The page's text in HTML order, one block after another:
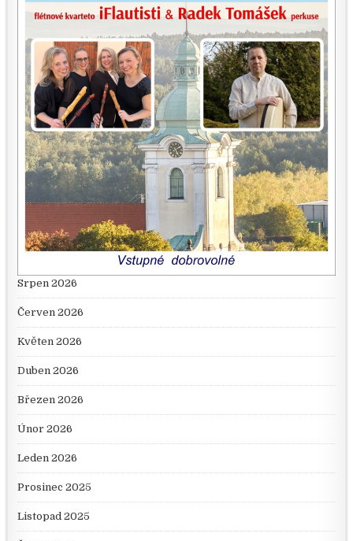
Srpen 2026
Červen 2026
Květen 2026
Duben 2026
Březen 2026
Únor 2026
Leden 2026
Prosinec 2025
Listopad 2025